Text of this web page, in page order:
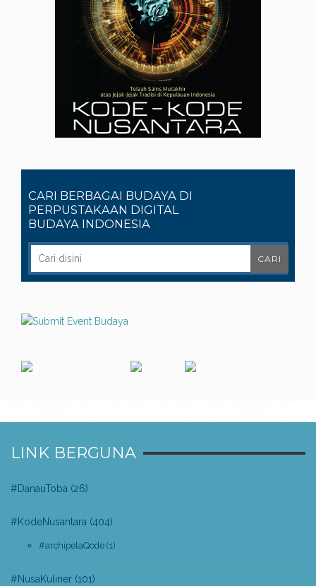
CARI BERBAGAI BUDAYA DI
PERPUSTAKAAN DIGITAL
BUDAYA INDONESIA
LINK BERGUNA
#DanauToba (26)
#KodeNusantara (404)
#archipelaQode (1)
#NusaKuliner (101)